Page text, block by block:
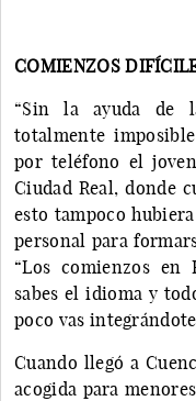
COMIENZOS
“Sin la ayuda de
totalmente
por teléfono el
Ciudad Real, donde
esto tampoco
personal para
“Los comienzos en
sabes el idioma y
poco vas
Cuando llegó a
acogida para